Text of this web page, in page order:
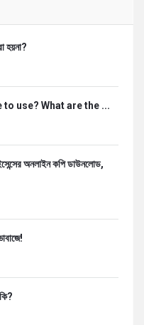
হয়না?
to use? What are the ...
অনলাইন কপি ডাউনলোড,